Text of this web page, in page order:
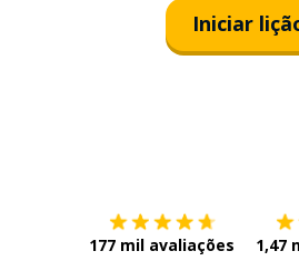
Iniciar
177 mil avaliações 1,47